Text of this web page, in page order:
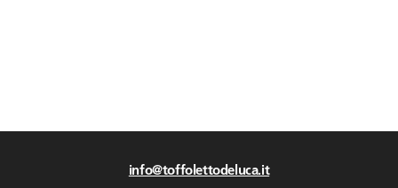
info@toffolettodeluca.it